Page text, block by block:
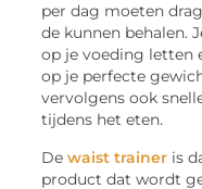
per dag moeten
de kunnen behalen.
op je voeding letten
op je perfecte
vervolgens ook
tijdens het eten.
Dewaist trainer is
product dat wordt